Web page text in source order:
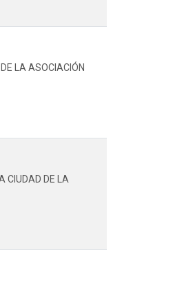
LA ASOCIACIÓN
CIUDAD DE LA